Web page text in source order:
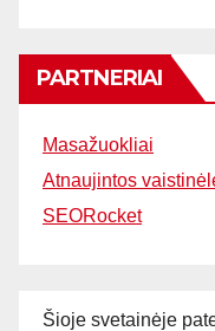
PARTNERIAI
Masažuokliai
Atnaujintos
SEORocket
Šioje svetainėje